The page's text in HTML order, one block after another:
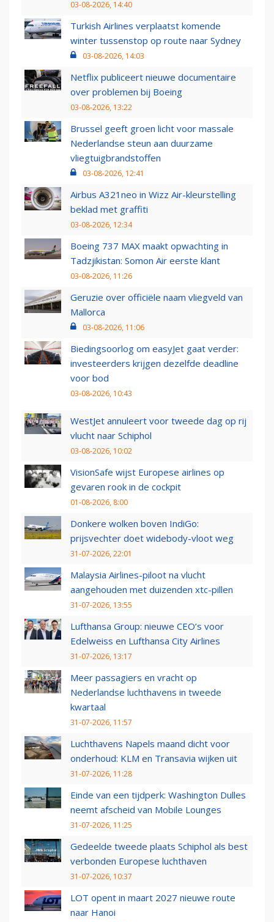
03-08-2026, 14:40
Turkish Airlines verplaatst komende
winter tussenstop op route naar Sydney
03-08-2026, 14:03
Netflix publiceert nieuwe documentaire
over problemen bij Boeing
03-08-2026, 13:22
Brussel geeft groen licht voor massale
Nederlandse steun aan duurzame
vliegtuigbrandstoffen
03-08-2026, 12:41
Airbus A321neo in Wizz Air-kleurstelling
beklad met graffiti
03-08-2026, 12:34
Boeing 737 MAX maakt opwachting in
Tadzjikistan: Somon Air eerste klant
03-08-2026, 11:26
Geruzie over officiële naam vliegveld van
Mallorca
03-08-2026, 11:06
Biedingsoorlog om easyJet gaat verder:
investeerders krijgen dezelfde deadline
voor bod
03-08-2026, 10:43
WestJet annuleert voor tweede dag op rij
vlucht naar Schiphol
03-08-2026, 10:02
VisionSafe wijst Europese airlines op
gevaren rook in de cockpit
01-08-2026, 8:00
Donkere wolken boven IndiGo:
prijsvechter doet widebody-vloot weg
31-07-2026, 22:01
Malaysia Airlines-piloot na vlucht
aangehouden met duizenden xtc-pillen
31-07-2026, 13:55
Lufthansa Group: nieuwe CEO’s voor
Edelweiss en Lufthansa City Airlines
31-07-2026, 13:17
Meer passagiers en vracht op
Nederlandse luchthavens in tweede
kwartaal
31-07-2026, 11:57
Luchthavens Napels maand dicht voor
onderhoud: KLM en Transavia wijken uit
31-07-2026, 11:28
Einde van een tijdperk: Washington Dulles
neemt afscheid van Mobile Lounges
31-07-2026, 11:25
Gedeelde tweede plaats Schiphol als best
verbonden Europese luchthaven
31-07-2026, 10:37
LOT opent in maart 2027 nieuwe route
naar Hanoi